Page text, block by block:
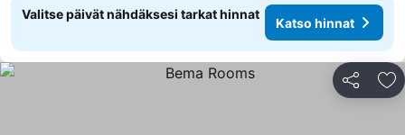
Valitse päivät nähdäksesi tarkat hinnat
Katso hinnat
Jaa